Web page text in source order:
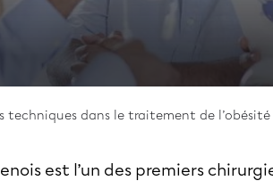
techniques dans le traitement de l’obésité
est l’un des premiers